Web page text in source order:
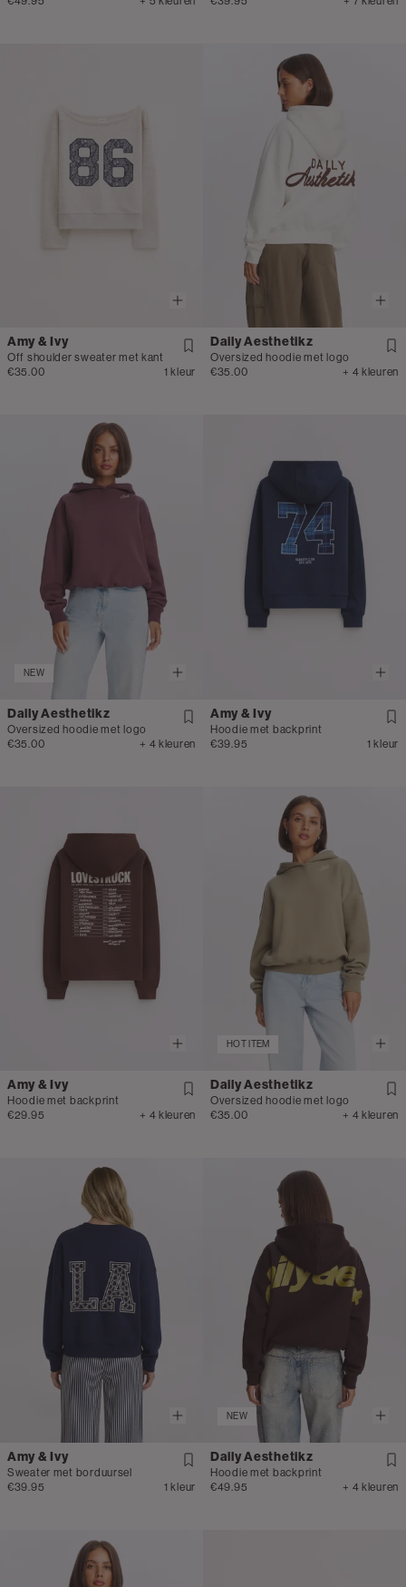
Amy & Ivy
Off shoulder sweater met kant
€35.00
1 kleur
Daily Aesthetikz
Oversized hoodie met logo
€35.00
+ 4 kleuren
NEW
Daily Aesthetikz
Oversized hoodie met logo
€35.00
+ 4 kleuren
Amy & Ivy
Hoodie met backprint
€39.95
1 kleur
Amy & Ivy
Hoodie met backprint
€29.95
+ 4 kleuren
HOT ITEM
Daily Aesthetikz
Oversized hoodie met logo
€35.00
+ 4 kleuren
Amy & Ivy
Sweater met borduursel
€39.95
1 kleur
NEW
Daily Aesthetikz
Hoodie met backprint
€49.95
+ 4 kleuren